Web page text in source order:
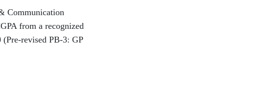
Communication
from a recognized
revised PB-3: GP